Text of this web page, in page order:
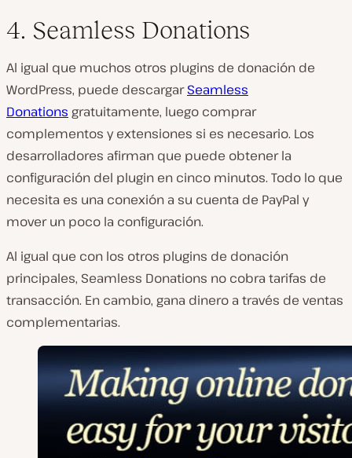
4. Seamless Donations
Al igual que muchos otros plugins de donación de
WordPress, puede descargarSeamless
Donations gratuitamente, luego comprar
complementos y extensiones si es necesario. Los
desarrolladores afirman que puede obtener la
configuración del plugin en cinco minutos. Todo lo que
necesita es una conexión a su cuenta de PayPal y
mover un poco la configuración.
Al igual que con los otros plugins de donación
principales, Seamless Donations no cobra tarifas de
transacción. En cambio, gana dinero a través de ventas
complementarias.